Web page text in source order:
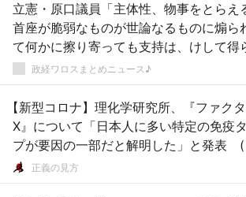
立憲・原口議員「主体性、物事をとらえ
首座が脆弱なものが世論なるものに煽ら
て何かに擦り寄っても支持は、けして得
れない。寧ろ更に信頼を更に失うだけ
政経ワロスまとめニュース♪
【新型コロナ】理化学研究所、『ファク
X』について「日本人に多い特定の免疫
プが要因の一部だと解明した」と発表
∀ﾟ)o彡°ﾆｯﾎﾟﾝ!ﾆｯﾎﾟﾝ!
正義の見方